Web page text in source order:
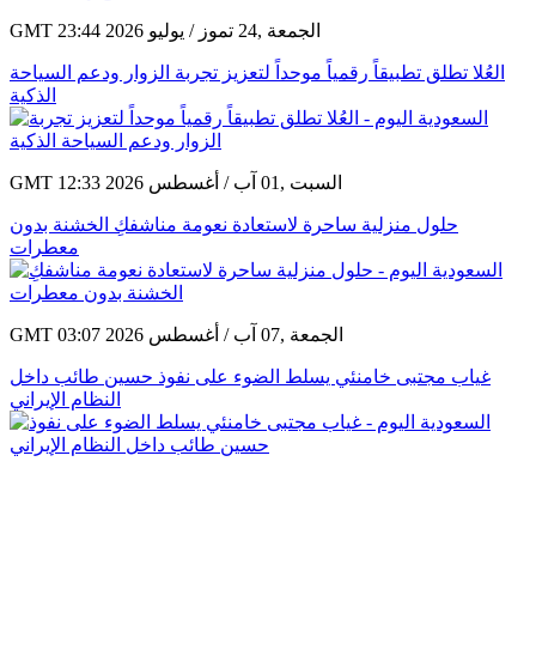
GMT 23:44 2026 الجمعة ,24 تموز / يوليو
العُلا تطلق تطبيقاً رقمياً موحداً لتعزيز تجربة الزوار ودعم السياحة
الذكية
GMT 12:33 2026 السبت ,01 آب / أغسطس
حلول منزلية ساحرة لاستعادة نعومة مناشفكِ الخشنة بدون
معطرات
GMT 03:07 2026 الجمعة ,07 آب / أغسطس
غياب مجتبى خامنئي يسلط الضوء على نفوذ حسين طائب داخل
النظام الإيراني